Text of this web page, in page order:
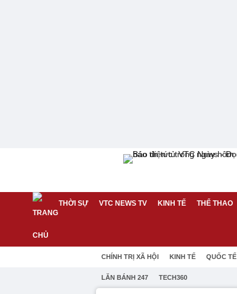
THỜI SỰ VTC NEWS TV KINH TẾ THỂ THAO
CHÍNH TRỊ XÃ HỘI KINH TẾ QUỐC TẾ
LĂN BÁNH 247 TECH360